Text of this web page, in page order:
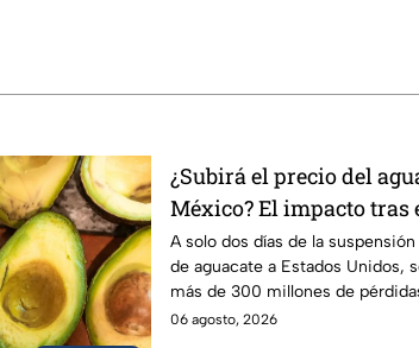
¿Subirá el precio del
México? El impacto tras
envíos a Estados Unidos
A solo dos días de la
de aguacate a Estados Unidos,
más de 300 millones de
con su precio?
06 agosto, 2026